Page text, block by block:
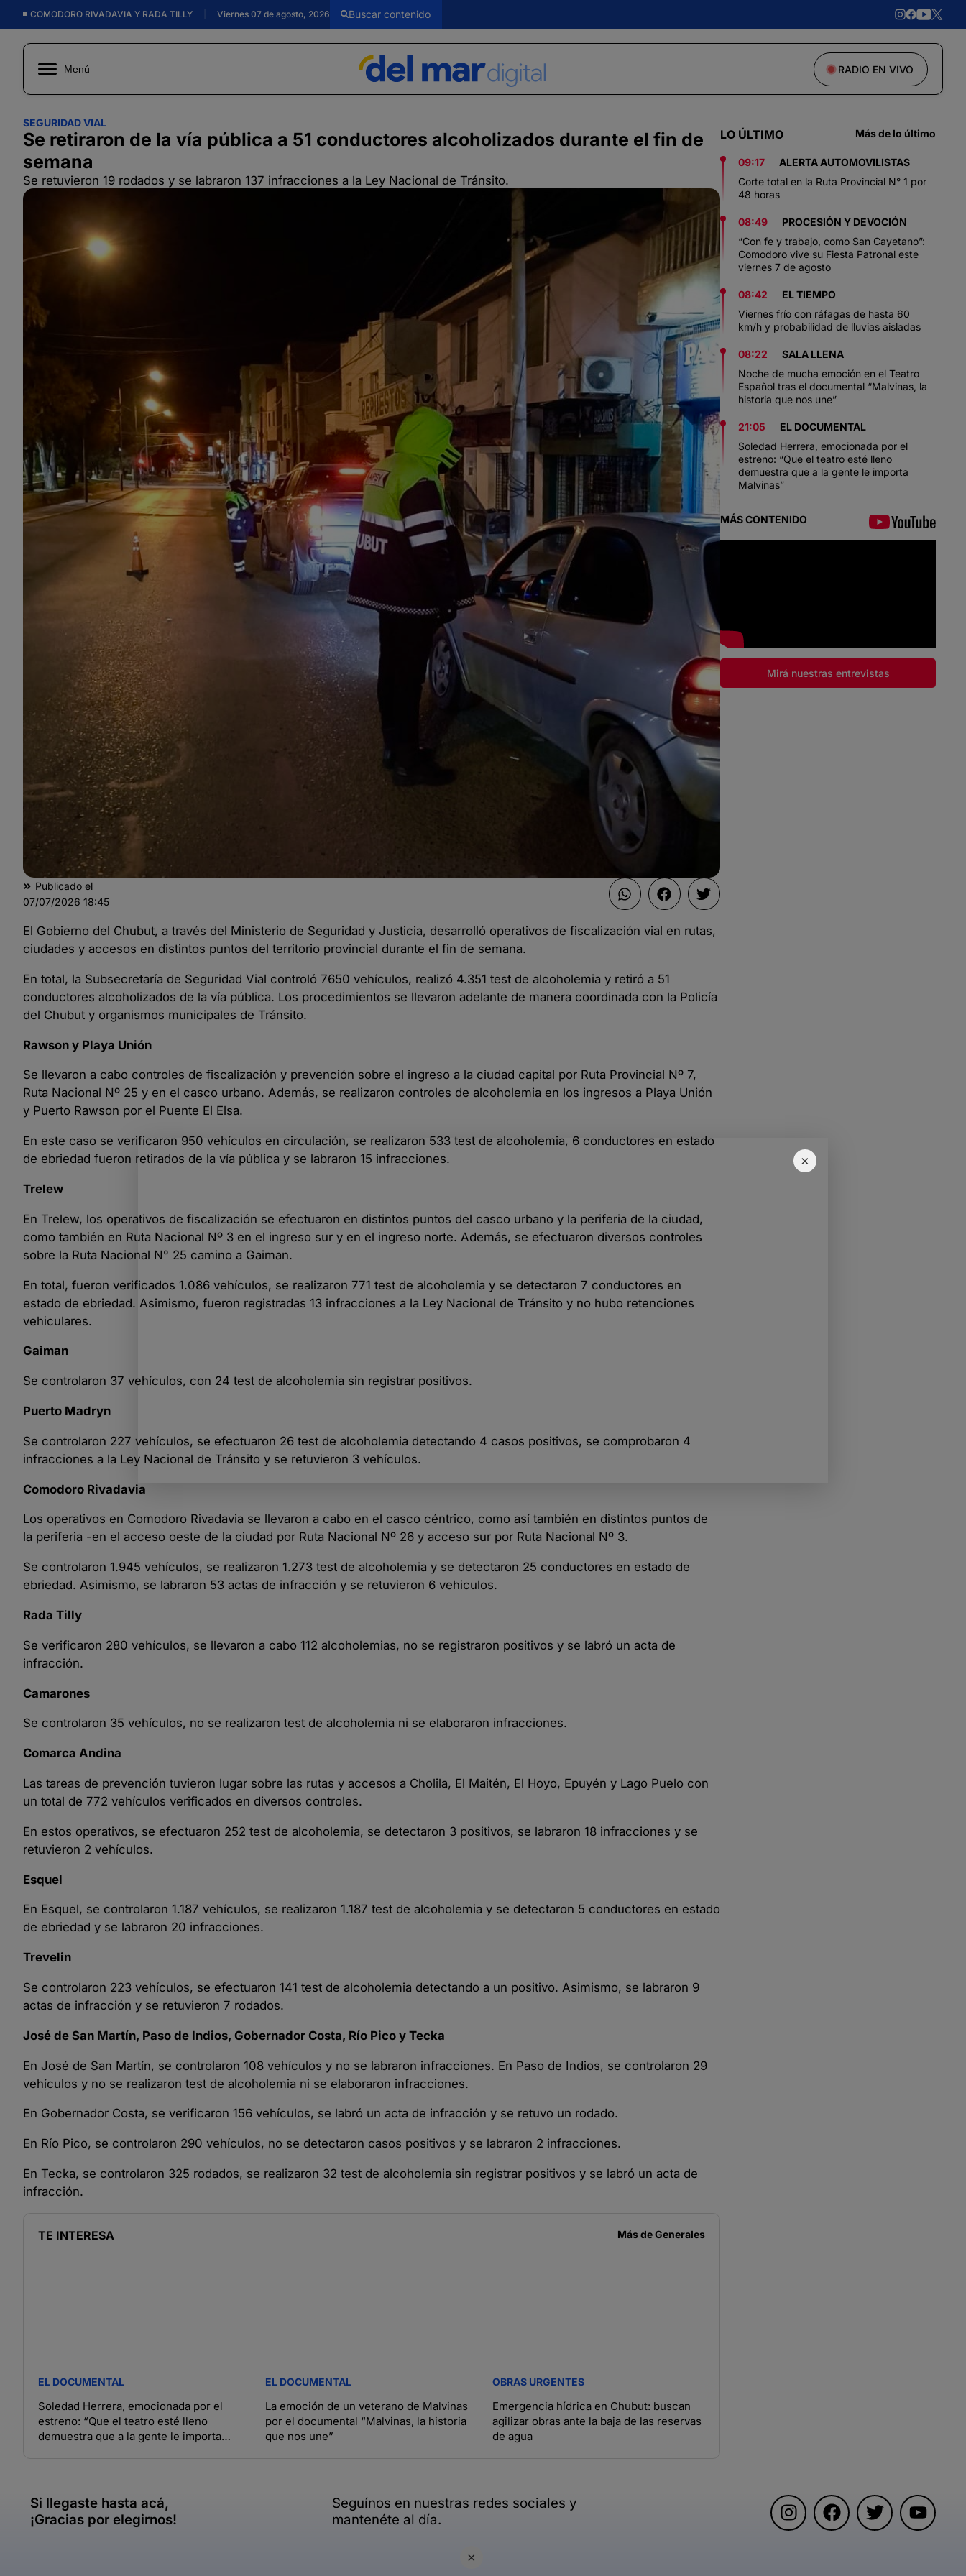
COMODORO RIVADAVIA Y RADA TILLY Viernes 07 de agosto, 2026
Menú RADIO EN VIVO
×
×
SEGURIDAD VIAL
Se retiraron de la vía pública a 51 conductores alcoholizados durante el fin de
semana
Se retuvieron 19 rodados y se labraron 137 infracciones a la Ley Nacional de Tránsito.
Publicado el
07/07/2026 18:45
El Gobierno del Chubut, a través del Ministerio de Seguridad y Justicia, desarrolló operativos de fiscalización vial en rutas,
ciudades y accesos en distintos puntos del territorio provincial durante el fin de semana.
En total, la Subsecretaría de Seguridad Vial controló 7650 vehículos, realizó 4.351 test de alcoholemia y retiró a 51
conductores alcoholizados de la vía pública. Los procedimientos se llevaron adelante de manera coordinada con la Policía
del Chubut y organismos municipales de Tránsito.
Rawson y Playa Unión
Se llevaron a cabo controles de fiscalización y prevención sobre el ingreso a la ciudad capital por Ruta Provincial Nº 7,
Ruta Nacional Nº 25 y en el casco urbano. Además, se realizaron controles de alcoholemia en los ingresos a Playa Unión
y Puerto Rawson por el Puente El Elsa.
En este caso se verificaron 950 vehículos en circulación, se realizaron 533 test de alcoholemia, 6 conductores en estado
de ebriedad fueron retirados de la vía pública y se labraron 15 infracciones.
Trelew
En Trelew, los operativos de fiscalización se efectuaron en distintos puntos del casco urbano y la periferia de la ciudad,
como también en Ruta Nacional Nº 3 en el ingreso sur y en el ingreso norte. Además, se efectuaron diversos controles
sobre la Ruta Nacional N° 25 camino a Gaiman.
En total, fueron verificados 1.086 vehículos, se realizaron 771 test de alcoholemia y se detectaron 7 conductores en
estado de ebriedad. Asimismo, fueron registradas 13 infracciones a la Ley Nacional de Tránsito y no hubo retenciones
vehiculares.
Gaiman
Se controlaron 37 vehículos, con 24 test de alcoholemia sin registrar positivos.
Puerto Madryn
Se controlaron 227 vehículos, se efectuaron 26 test de alcoholemia detectando 4 casos positivos, se comprobaron 4
infracciones a la Ley Nacional de Tránsito y se retuvieron 3 vehículos.
Comodoro Rivadavia
Los operativos en Comodoro Rivadavia se llevaron a cabo en el casco céntrico, como así también en distintos puntos de
la periferia -en el acceso oeste de la ciudad por Ruta Nacional Nº 26 y acceso sur por Ruta Nacional Nº 3.
Se controlaron 1.945 vehículos, se realizaron 1.273 test de alcoholemia y se detectaron 25 conductores en estado de
ebriedad. Asimismo, se labraron 53 actas de infracción y se retuvieron 6 vehiculos.
Rada Tilly
Se verificaron 280 vehículos, se llevaron a cabo 112 alcoholemias, no se registraron positivos y se labró un acta de
infracción.
Camarones
Se controlaron 35 vehículos, no se realizaron test de alcoholemia ni se elaboraron infracciones.
Comarca Andina
Las tareas de prevención tuvieron lugar sobre las rutas y accesos a Cholila, El Maitén, El Hoyo, Epuyén y Lago Puelo con
un total de 772 vehículos verificados en diversos controles.
En estos operativos, se efectuaron 252 test de alcoholemia, se detectaron 3 positivos, se labraron 18 infracciones y se
retuvieron 2 vehículos.
Esquel
En Esquel, se controlaron 1.187 vehículos, se realizaron 1.187 test de alcoholemia y se detectaron 5 conductores en estado
de ebriedad y se labraron 20 infracciones.
Trevelin
Se controlaron 223 vehículos, se efectuaron 141 test de alcoholemia detectando a un positivo. Asimismo, se labraron 9
actas de infracción y se retuvieron 7 rodados.
José de San Martín, Paso de Indios, Gobernador Costa, Río Pico y Tecka
En José de San Martín, se controlaron 108 vehículos y no se labraron infracciones. En Paso de Indios, se controlaron 29
vehículos y no se realizaron test de alcoholemia ni se elaboraron infracciones.
En Gobernador Costa, se verificaron 156 vehículos, se labró un acta de infracción y se retuvo un rodado.
En Río Pico, se controlaron 290 vehículos, no se detectaron casos positivos y se labraron 2 infracciones.
En Tecka, se controlaron 325 rodados, se realizaron 32 test de alcoholemia sin registrar positivos y se labró un acta de
infracción.
TE INTERESA Más deGenerales
EL DOCUMENTAL
Soledad Herrera, emocionada por el
estreno: “Que el teatro esté lleno
demuestra que a la gente le importa
EL DOCUMENTAL
La emoción de un veterano de Malvinas
por el documental “Malvinas, la historia
que nos une”
OBRAS URGENTES
Emergencia hídrica en Chubut: buscan
agilizar obras ante la baja de las reservas
de agua
LO ÚLTIMO Más de lo último
09:17
ALERTA AUTOMOVILISTAS
Corte total en la Ruta Provincial N° 1 por
48 horas
08:49
PROCESIÓN Y DEVOCIÓN
“Con fe y trabajo, como San Cayetano”:
Comodoro vive su Fiesta Patronal este
viernes 7 de agosto
08:42
EL TIEMPO
Viernes frío con ráfagas de hasta 60
km/h y probabilidad de lluvias aisladas
08:22
SALA LLENA
Noche de mucha emoción en el Teatro
Español tras el documental “Malvinas, la
historia que nos une”
21:05
EL DOCUMENTAL
Soledad Herrera, emocionada por el
estreno: “Que el teatro esté lleno
demuestra que a la gente le importa
Malvinas”
MÁS CONTENIDO
Mirá nuestras entrevistas
Si llegaste hasta acá,
¡Gracias por elegirnos!
Seguínos en nuestras redes sociales y
mantenéte al día.